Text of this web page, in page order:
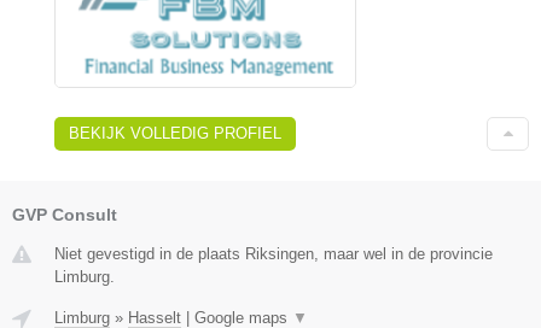
BEKIJK VOLLEDIG PROFIEL
GVP Consult
Niet gevestigd in de plaats Riksingen, maar wel in de provincie
Limburg.
Limburg » Hasselt | Google maps ▼